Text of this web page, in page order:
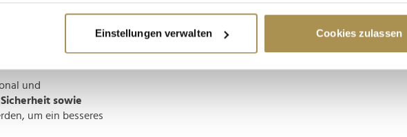
geografische Lage erfassen, welche bis auf einige Meter genau sein können
Ihre persönlichen Daten verarbeitet werden, und legen Sie Ihre Präferenzen im
und Anzeigen zu personalisieren, Funktionen für soziale Medien anbieten zu
zu analysieren. Außerdem geben wir Informationen zu Ihrer Verwendung
soziale Medien, Werbung und Analysen weiter. Unsere Partner führen diese
Einstellungen verwalten Cookies zulassen
zufriedene Kunden
Branche
Punkte umfassen:
und
Sicherheit sowie
um ein besseres